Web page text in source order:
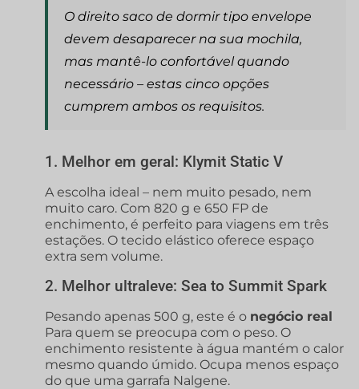
O direito saco de dormir tipo envelope
devem desaparecer na sua mochila,
mas mantê-lo confortável quando
necessário – estas cinco opções
cumprem ambos os requisitos.
1. Melhor em geral: Klymit Static V
A escolha ideal – nem muito pesado, nem
muito caro. Com 820 g e 650 FP de
enchimento, é perfeito para viagens em três
estações. O tecido elástico oferece espaço
extra sem volume.
2. Melhor ultraleve: Sea to Summit Spark
Pesando apenas 500 g, este é o negócio real
Para quem se preocupa com o peso. O
enchimento resistente à água mantém o calor
mesmo quando úmido. Ocupa menos espaço
do que uma garrafa Nalgene.